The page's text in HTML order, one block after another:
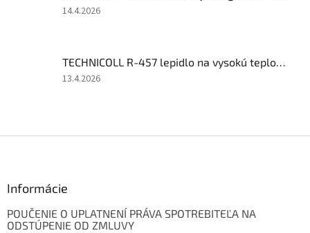
hviezdičiek.
Hodnotenie
z
5
14.4.2026
TECHNICOLL R-457 lepidlo na vysokú teplotu 1200°C 70 ml
Hodnotenie
13.4.2026
Informácie
POUČENIE O UPLATNENÍ PRÁVA SPOTREBITEĽA NA
ODSTÚPENIE OD ZMLUVY